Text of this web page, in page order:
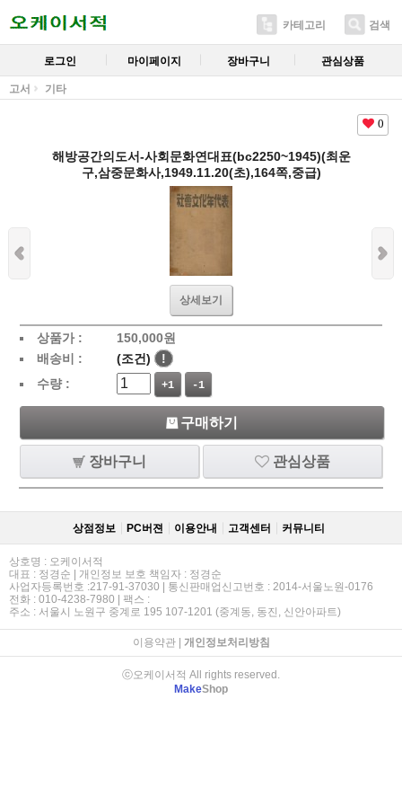
카테고리 검색
로그인 마이페이지 장바구니 관심상품
고서 기타
0
해방공간의도서-사회문화연대표(bc2250~1945)(최운
구,삼중문화사,1949.11.20(초),164쪽,중급)
상세보기
상품가 : 150,000원
배송비 :
(조건)
!
수량 :
+1 -1
구매하기
장바구니 관심상품
상점정보 PC버젼 이용안내 고객센터 커뮤니티
상호명 : 오케이서적
대표 : 정경순 | 개인정보 보호 책임자 : 정경순
사업자등록번호 :217-91-37030 | 통신판매업신고번호 : 2014-서울노원-0176
전화 : 010-4238-7980 | 팩스 :
주소 : 서울시 노원구 중계로 195 107-1201 (중계동, 동진, 신안아파트)
이용약관| 개인정보처리방침
ⓒ오케이서적 All rights reserved.
MakeShop